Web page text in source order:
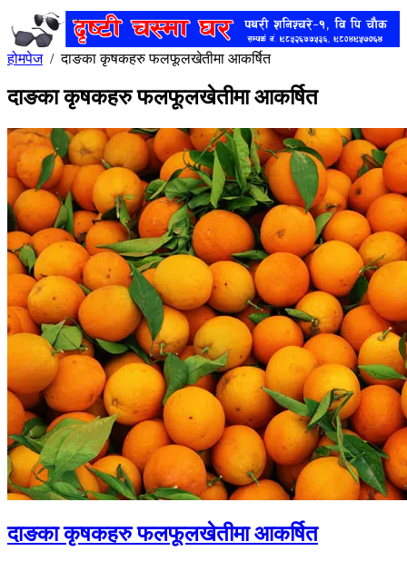
होमपेज/दाङका कृषकहरु फलफूलखेतीमा आकर्षित
दाङका कृषकहरु फलफूलखेतीमा आकर्षित
दाङका कृषकहरु फलफूलखेतीमा आकर्षित